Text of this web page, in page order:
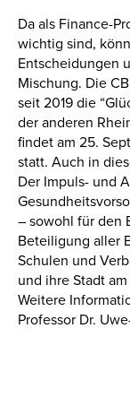
Da als Finance-
wichtig sind,
Entscheidungen
Mischung. Die
seit 2019 die
der anderen
findet am 25.
statt. Auch in
Der Impuls- und
– sowohl für den
Beteiligung aller
Schulen und
und ihre Stadt
Weitere
Professor Dr.